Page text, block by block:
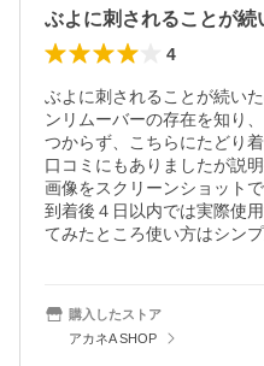
4
ぶよに刺されることが続い
ンリムーバーの存在を知り
つからず、こちらにたどり着
口コミにもありましたが説
画像をスクリーンショット
到着後４日以内では実際使
てみたところ使い方はシン
購入したストア
アカネA SHOP